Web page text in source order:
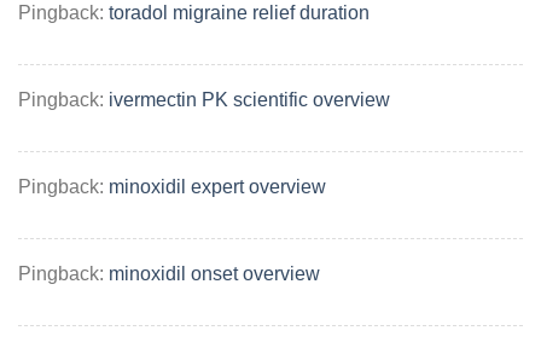
Pingback: toradol migraine relief duration
Pingback: ivermectin PK scientific overview
Pingback: minoxidil expert overview
Pingback: minoxidil onset overview